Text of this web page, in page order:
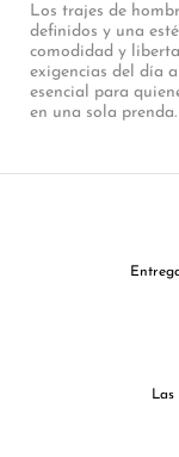
Los trajes de
definidos y una
comodidad y
exigencias del día
esencial para
en una sola prenda.